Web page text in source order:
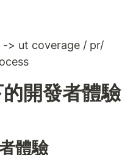
-> ut coverage / pr/
開發者體驗
體驗